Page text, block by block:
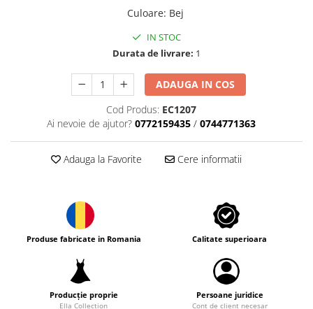
Culoare: Bej
IN STOC
Durata de livrare: 1
ADAUGA IN COS
Cod Produs: EC1207
Ai nevoie de ajutor? 0772159435 / 0744771363
Adauga la Favorite Cere informatii
Produse fabricate in Romania Calitate superioara
Producție proprie
Ella Collection
Persoane juridice
Cont de client necesar